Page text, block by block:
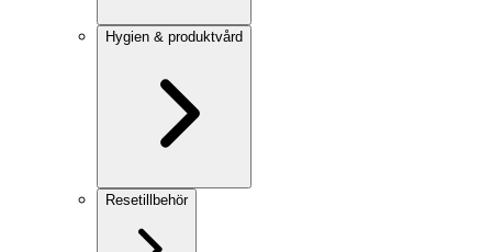
Hygien & produktvård
Resetillbehör